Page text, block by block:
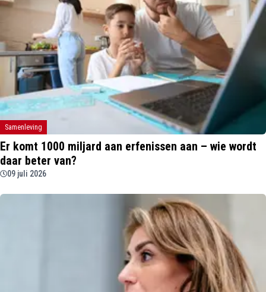
Samenleving
Er komt 1000 miljard aan erfenissen aan – wie wordt
daar beter van?
09 juli 2026